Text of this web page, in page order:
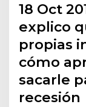
18 Oct
explico
propias
cómo
sacarle
recesión